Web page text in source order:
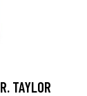
TAYLOR